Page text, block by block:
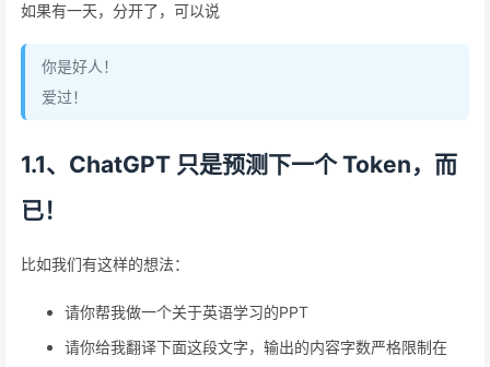
如果有一天，分开了，可以说
你是好人！
爱过！
1.1、ChatGPT 只是预测下一个 Token，而
已！
比如我们有这样的想法：
请你帮我做一个关于英语学习的PPT
请你给我翻译下面这段文字，输出的内容字数严格限制在